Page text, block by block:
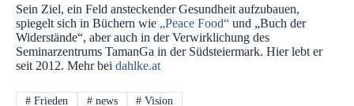
Sein Ziel, ein Feld ansteckender Gesundheit aufzubauen,
spiegelt sich in Büchern wie „Peace Food“ und „Buch der
Widerstände“, aber auch in der Verwirklichung des
Seminarzentrums TamanGa in der Südsteiermark. Hier lebt er
seit 2012. Mehr bei dahlke.at
#Frieden #news # Vision